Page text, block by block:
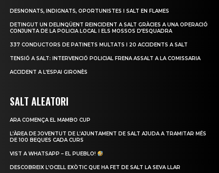
DESNONATS, INDIGNATS, OPORTUNISTES I SALT EN FLAMES
DETINGUT UN DELINQÜENT REINCIDENT A SALT GRÀCIES A UNA OPERACIÓ
CONJUNTA DE LA POLICIA LOCAL I ELS MOSSOS D’ESQUADRA
337 CONDUCTORS DE PATINETS MULTATS I 20 ACCIDENTS A SALT
TENSIÓ A SALT: INTERVENCIÓ POLICIAL FRENA ASSALT A LA COMISSARIA
ACCIDENT A L’ESPAI GIRONÈS
SALT ALEATORI
ARA COMENÇA EL MAMBO CUP
L’ÀREA DE JOVENTUT DE L’AJUNTAMENT DE SALT AJUDA A TRAMITAR MÉS
DE 100 BEQUES CADA CURS
VIST A WHATSAPP – EL PUEBLO!
DESCOBREIX L’OCELL EXÒTIC QUE HA FET DE SALT LA SEVA LLAR